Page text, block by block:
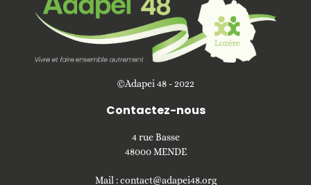
©Adapei 48 - 2022
Contactez-nous
4 rue Basse
48000 MENDE
Mail :contact@adapei48.org